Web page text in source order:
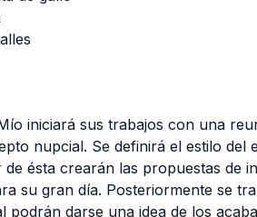
iniciará sus trabajos con una
nupcial. Se definirá el estilo del
ésta crearán las propuestas de
su gran día. Posteriormente se
podrán darse una idea de los